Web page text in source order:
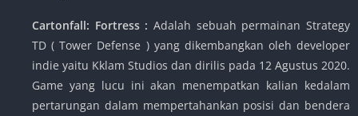
Cartonfall: Fortress : Adalah sebuah permainan Strategy
TD ( Tower Defense ) yang dikembangkan oleh developer
indie yaitu Kklam Studios dan dirilis pada 12 Agustus 2020.
Game yang lucu ini akan menempatkan kalian kedalam
pertarungan dalam mempertahankan posisi dan bendera